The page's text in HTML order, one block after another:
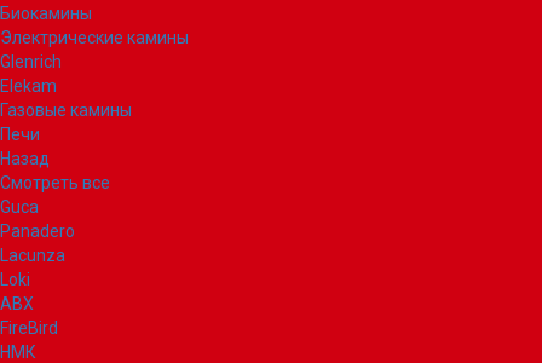
Биокамины
Электрические камины
Glenrich
Elekam
Газовые камины
Печи
Назад
Смотреть все
Guca
Panadero
Lacunza
Loki
ABX
FireBird
НМК